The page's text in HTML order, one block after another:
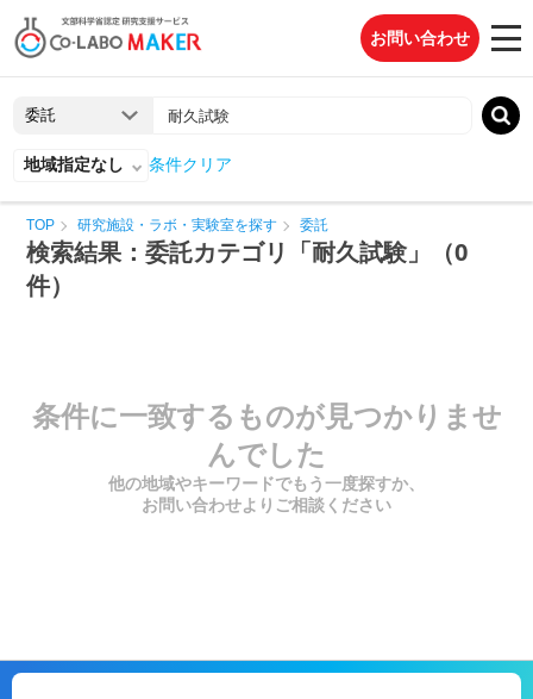
お問い合わせ
地域指定なし 条件クリア
TOP 研究施設・ラボ・実験室を探す 委託
検索結果：委託カテゴリ「耐久試験」（0
件）
条件に一致するものが見つかりませ
んでした
他の地域やキーワードでもう一度探すか、
お問い合わせよりご相談ください